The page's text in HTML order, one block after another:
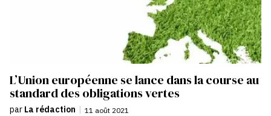
L’Union européenne se lance dans la course au
standard des obligations vertes
par La rédaction | 11 août 2021